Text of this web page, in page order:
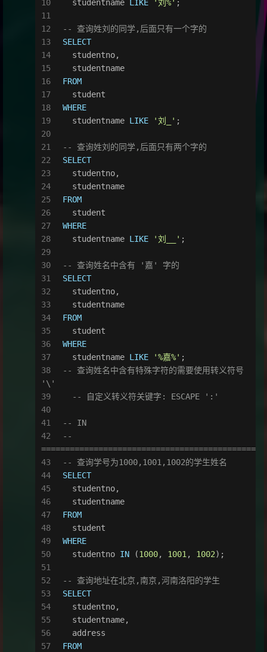
  studentname
LIKE '刘%' ;
-- 查询姓刘的同学,后面只有一个字的
SELECT
  studentno,
  studentname
FROM
  student
WHERE
  studentname
LIKE '刘_' ;
-- 查询姓刘的同学,后面只有两个字的
SELECT
  studentno,
  studentname
FROM
  student
WHERE
  studentname
LIKE '刘__' ;
-- 查询姓名中含有 '嘉' 字的
SELECT
  studentno,
  studentname
FROM
  student
WHERE
  studentname
LIKE '%嘉%' ;
-- 查询姓名中含有特殊字符的需要使用转义符号
'\'
-- 自定义转义符关键字: ESCAPE ':'
-- IN
--
=============================================
-- 查询学号为1000,1001,1002的学生姓名
SELECT
  studentno,
  studentname
FROM
  student
WHERE
  studentno
IN (1000, 1001 , 1002);
-- 查询地址在北京,南京,河南洛阳的学生
SELECT
  studentno,
  studentname,
  address
FROM